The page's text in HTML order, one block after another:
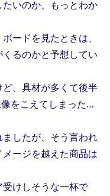
いのか、もっとわか
ードを見たときは、
るのかと予想してい
、具材が多くて後半
をこえてしまった…
したが、そう言われ
ージを越えた商品は
受けしそうな一杯で